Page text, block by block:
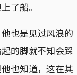
了船。
也是见过风浪的
的脚就不知会踩
也知道，这在其